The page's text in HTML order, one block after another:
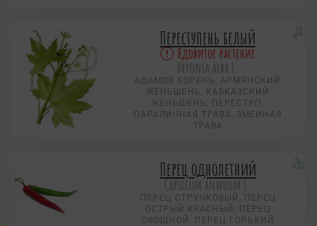
Переступень белый
Ядовитое растение
Bryonia alba L.
АДАМОВ КОРЕНЬ, АРМЯНСКИЙ
ЖЕНЬШЕНЬ, КАВКАЗСКИЙ
ЖЕНЬШЕНЬ, ПЕРЕСТУП,
ПАРАЛИЧНАЯ ТРАВА, ЗМЕИНАЯ
ТРАВА
Перец однолетний
Capsicum annuum L.
ПЕРЕЦ СТРУЧКОВЫЙ, ПЕРЕЦ
ОСТРЫЙ КРАСНЫЙ, ПЕРЕЦ
ОВОЩНОЙ, ПЕРЕЦ ГОРЬКИЙ